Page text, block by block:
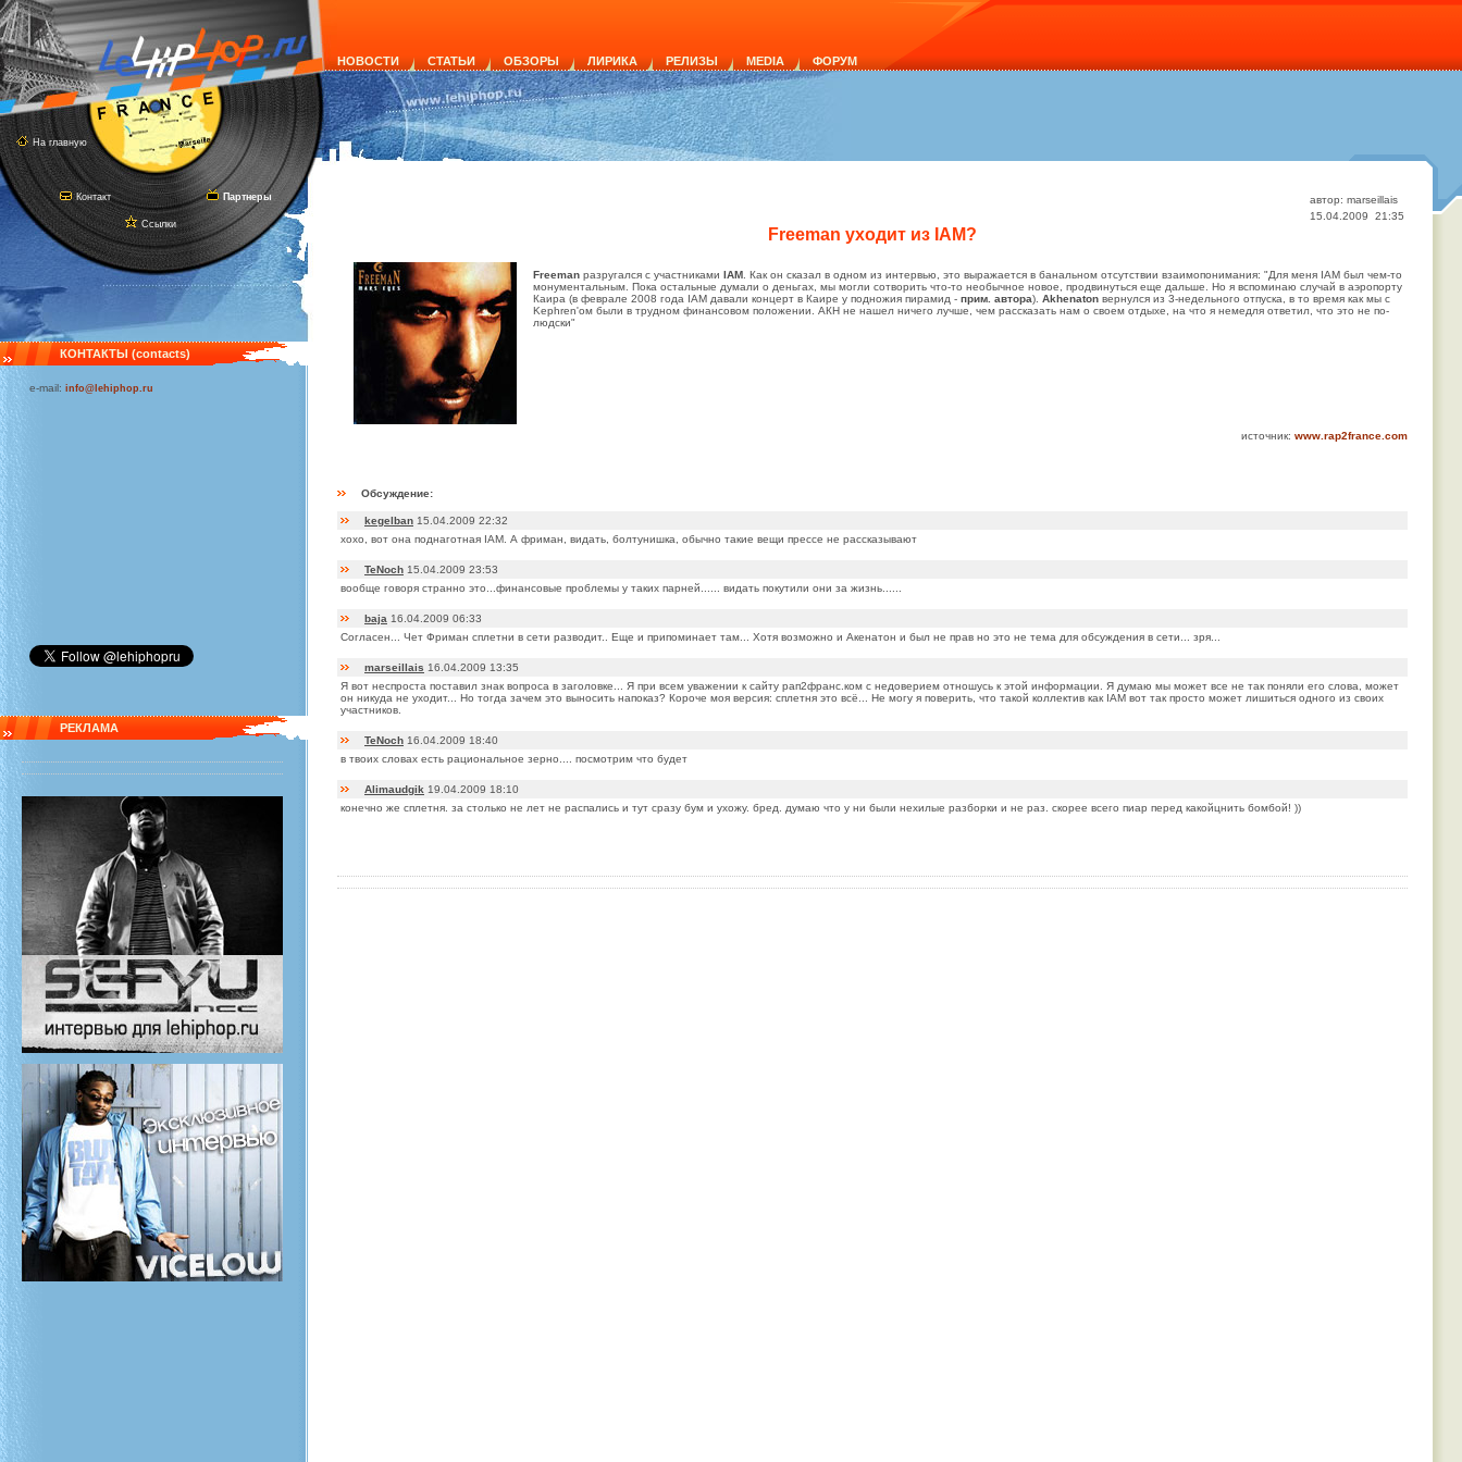
На главную
Контакт
Ссылки
Партнеры
НОВОСТИ СТАТЬИ ОБЗОРЫ ЛИРИКА РЕЛИЗЫ MEDIA ФОРУМ
КОНТАКТЫ (contacts)
e-mail: info@lehiphop.ru
РЕКЛАМА
автор: marseillais
15.04.2009 21:35
Freeman уходит из IAM?
Freeman разругался с участниками IAM . Как он сказал в одном из интервью, это выражается в банальном отсутствии взаимопонимания: "Для меня IAM был чем-то
монументальным. Пока остальные думали о деньгах, мы могли сотворить что-то необычное новое, продвинуться еще дальше. Но я вспоминаю случай в аэропорту
Каира (в феврале 2008 года IAM давали концерт в Каире у подножия пирамид - прим. автора). Akhenaton вернулся из 3-недельного отпуска, в то время как мы с
Kephren'ом были в трудном финансовом положении. АКН не нашел ничего лучше, чем рассказать нам о своем отдыхе, на что я немедля ответил, что это не по-
людски"
источник: www.rap2france.com
Обсуждение:
kegelban 15.04.2009 22:32
хохо, вот она поднаготная IAM. А фриман, видать, болтунишка, обычно такие вещи прессе не рассказывают
TeNoch 15.04.2009 23:53
вообще говоря странно это...финансовые проблемы у таких парней...... видать покутили они за жизнь......
baja 16.04.2009 06:33
Согласен... Чет Фриман сплетни в сети разводит.. Еще и припоминает там... Хотя возможно и Акенатон и был не прав но это не тема для обсуждения в сети... зря...
marseillais 16.04.2009 13:35
Я вот неспроста поставил знак вопроса в заголовке... Я при всем уважении к сайту рап2франс.ком с недоверием отношусь к этой информации. Я думаю мы может все не так поняли его слова, может
он никуда не уходит... Но тогда зачем это выносить напоказ? Короче моя версия: сплетня это всё... Не могу я поверить, что такой коллектив как IAM вот так просто может лишиться одного из своих
участников.
TeNoch 16.04.2009 18:40
в твоих словах есть рациональное зерно.... посмотрим что будет
Alimaudgik 19.04.2009 18:10
конечно же сплетня. за столько не лет не распались и тут сразу бум и ухожу. бред. думаю что у ни были нехилые разборки и не раз. скорее всего пиар перед какойцнить бомбой! ))